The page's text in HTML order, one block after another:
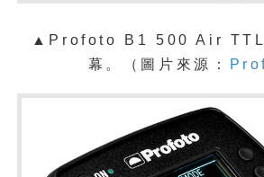
▲Profoto B1 500 Air TTL
幕。
（圖片來源：